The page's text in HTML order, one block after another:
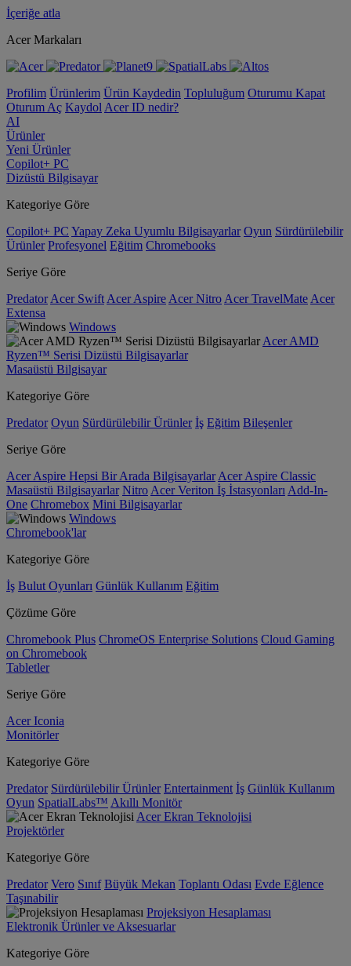
İçeriğe atla
Acer Markaları
Profilim Ürünlerim Ürün Kaydedin Topluluğum Oturumu Kapat
Oturum Aç Kaydol Acer ID nedir?
AI
Ürünler
Yeni Ürünler
Copilot+ PC
Dizüstü Bilgisayar
Kategoriye Göre
Copilot+ PC Yapay Zeka Uyumlu Bilgisayarlar Oyun Sürdürülebilir
Ürünler Profesyonel Eğitim Chromebooks
Seriye Göre
Predator Acer Swift Acer Aspire Acer Nitro Acer TravelMate Acer
Extensa
Windows
Acer AMD
Ryzen™ Serisi Dizüstü Bilgisayarlar
Masaüstü Bilgisayar
Kategoriye Göre
Predator Oyun Sürdürülebilir Ürünler İş Eğitim Bileşenler
Seriye Göre
Acer Aspire Hepsi Bir Arada Bilgisayarlar Acer Aspire Classic
Masaüstü Bilgisayarlar Nitro Acer Veriton İş İstasyonları Add-In-
One Chromebox Mini Bilgisayarlar
Windows
Chromebook'lar
Kategoriye Göre
İş Bulut Oyunları Günlük Kullanım Eğitim
Çözüme Göre
Chromebook Plus ChromeOS Enterprise Solutions Cloud Gaming
on Chromebook
Tabletler
Seriye Göre
Acer Iconia
Monitörler
Kategoriye Göre
Predator Sürdürülebilir Ürünler Entertainment İş Günlük Kullanım
Oyun SpatialLabs™ Akıllı Monitör
Acer Ekran Teknolojisi
Projektörler
Kategoriye Göre
Predator Vero Sınıf Büyük Mekan Toplantı Odası Evde Eğlence
Taşınabilir
Projeksiyon Hesaplaması
Elektronik Ürünler ve Aksesuarlar
Kategoriye Göre